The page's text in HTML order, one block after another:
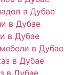
в Дубае
в Дубае
в Дубае
в Дубае
в Дубае
в Дубае